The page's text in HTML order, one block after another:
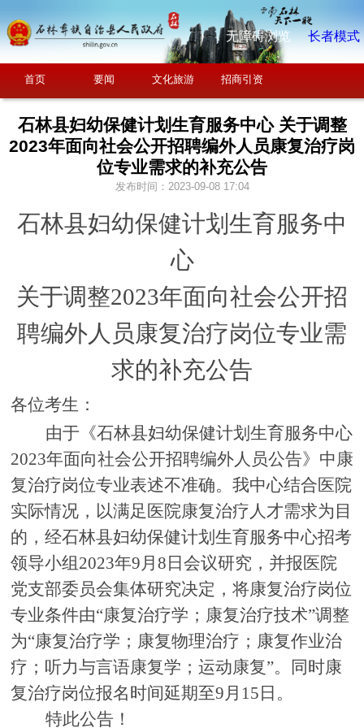
无障碍浏览 长者模式
首页 要闻 文化旅游 招商引资
石林县妇幼保健计划生育服务中心 关于调整
2023年面向社会公开招聘编外人员康复治疗岗
位专业需求的补充公告
发布时间：2023-09-08 17:04
石林县妇幼保健计划生育服务中
心
关于调整2023年面向社会公开招
聘编外人员康复治疗岗位专业需
求的补充公告
各位考生：
由于 《石林县妇幼保健计划生育服务中心
2023年面向社会公开招聘编外人员公告》 中康
复治疗岗位专业表述不准确。我中心结合医院
实际情况，以满足医院康复治疗人才需求为目
的，经石林县妇幼保健计划生育服务中心招考
领导小组2023年9月 8 日会议研究 ，并报医院
党支部委员会集体研究决定 ， 将康复治疗岗位
专业条件由“康复治疗学；康复治疗技术”调整
为“康复治疗学 ； 康复物理治疗 ； 康复作业治
疗 ； 听力与言语康复学 ； 运动康复”。同时康
复治疗岗位报名时间延期至9月 15 日。
特此公告 ！